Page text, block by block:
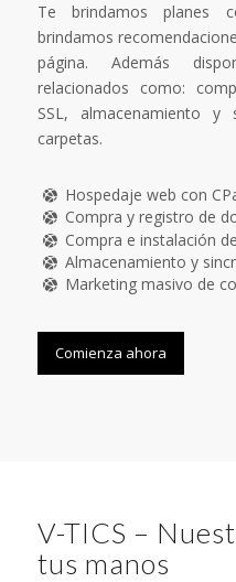
Te brindamos planes
brindamos
página. Además
relacionados como:
SSL, almacenamiento y
carpetas.
Hospedaje web con
Compra y registro de
Compra e instalación
Almacenamiento y
Marketing masivo de
Comienza ahora
V-TICS –
tus manos